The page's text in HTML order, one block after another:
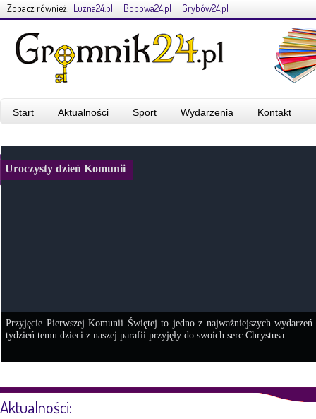
Zobacz również: Luzna24.pl Bobowa24.pl Grybów24.pl
Start Aktualności Sport Wydarzenia Kontakt
Uroczysty dzień Komunii
Przyjęcie Pierwszej Komunii Świętej to jedno z najważniejszych
tydzień temu dzieci z naszej parafii przyjęły do swoich serc Chrystusa.
Aktualności: